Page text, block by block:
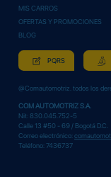
MIS CARROS
OFERTAS Y PROMOCIONES
BLOG
PQRS
@Comautomotriz. todos los
COM AUTOMOTRIZ S.A.
Nit: 830.045.752-5
Calle 13 #50 - 69 / Bogotá D.C.
Correo electrónico:
Teléfono: 7436737